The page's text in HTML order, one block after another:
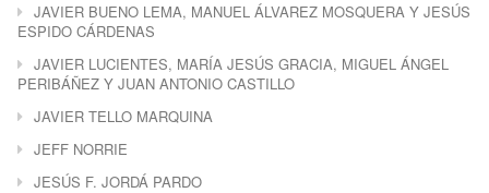
JAVIER BUENO LEMA, MANUEL ÁLVAREZ MOSQUERA Y JESÚS
ESPIDO CÁRDENAS
JAVIER LUCIENTES, MARÍA JESÚS GRACIA, MIGUEL ÁNGEL
PERIBÁÑEZ Y JUAN ANTONIO CASTILLO
JAVIER TELLO MARQUINA
JEFF NORRIE
JESÚS F. JORDÁ PARDO